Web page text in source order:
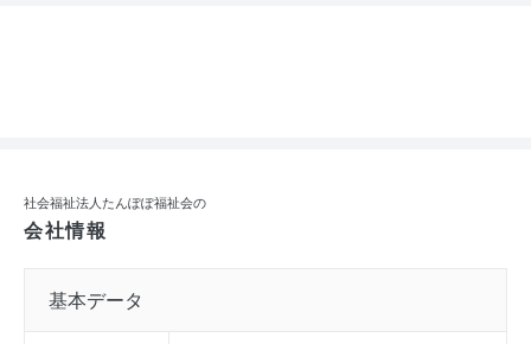
社会福祉法人たんぽぽ福祉会の
会社情報
基本データ